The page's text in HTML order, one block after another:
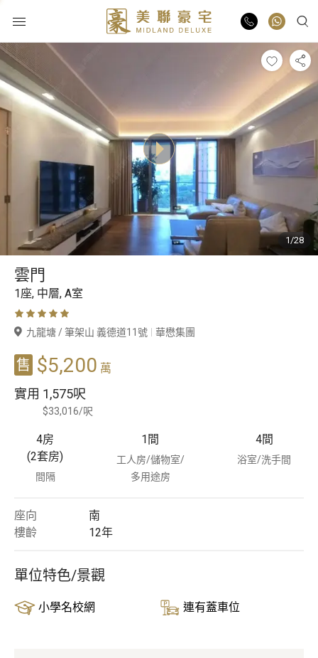
物業出售
物業出租
豪宅資訊
更多樓盤
豪宅專家
豪宅分行
1/28
雲門
1座, 中層, A室
九龍塘 / 筆架山 義德道11號 華懋集團
售 $5,200 萬
實用 1,575呎
$33,016/呎
4房
(2套房)
間隔
1 間
工人房/儲物室/
多用途房
4間
浴室/洗手間
座向
南
樓齡
12年
單位特色/景觀
小學名校網 連有蓋車位